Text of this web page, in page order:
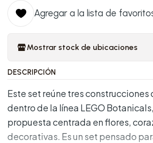
Agregar a la lista de
Mostrar stock de ubicaciones
DESCRIPCIÓN
Este set reúne tres
dentro de la línea LEGO
propuesta centrada en flores,
decorativas. Es un set pensado